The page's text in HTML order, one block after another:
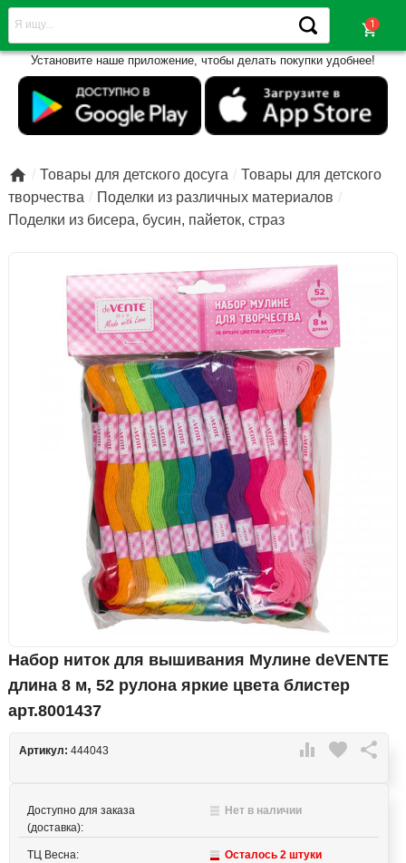
shopping_cart
Установите наше приложение, чтобы делать покупки удобнее!
 Товары для детского досуга
Товары для детского
творчества
Поделки из различных материалов
Поделки из бисера, бусин, пайеток, страз
Набор ниток для вышивания Мулине deVENTE
длина 8 м, 52 рулона яркие цвета блистер
арт.8001437
 favorite 
Артикул: 444043
Доступно для заказа
(доставка):
Нет в наличии
ТЦ Весна: Осталось 2 штуки